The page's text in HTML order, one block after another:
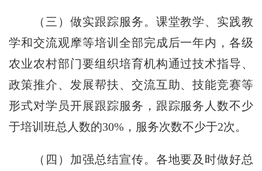
（三）做实跟踪服务。 课堂教学、实践教
学和交流观摩等培训全部完成后一年内，各级
农业农村部门要组织培育机构通过技术指导、
政策推介、发展帮扶、交流互助、技能竞赛等
形式对学员开展跟踪服务，跟踪服务人数不少
于培训班总人数的30% ，服务次数不少于2次。
（四）加强总结宣传。 各地要及时做好总